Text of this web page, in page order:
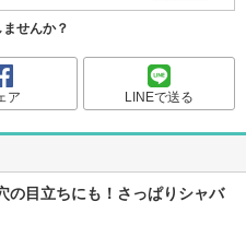
せんか？
ア LINEで送る
の目立ちにも！さっぱりシャバ